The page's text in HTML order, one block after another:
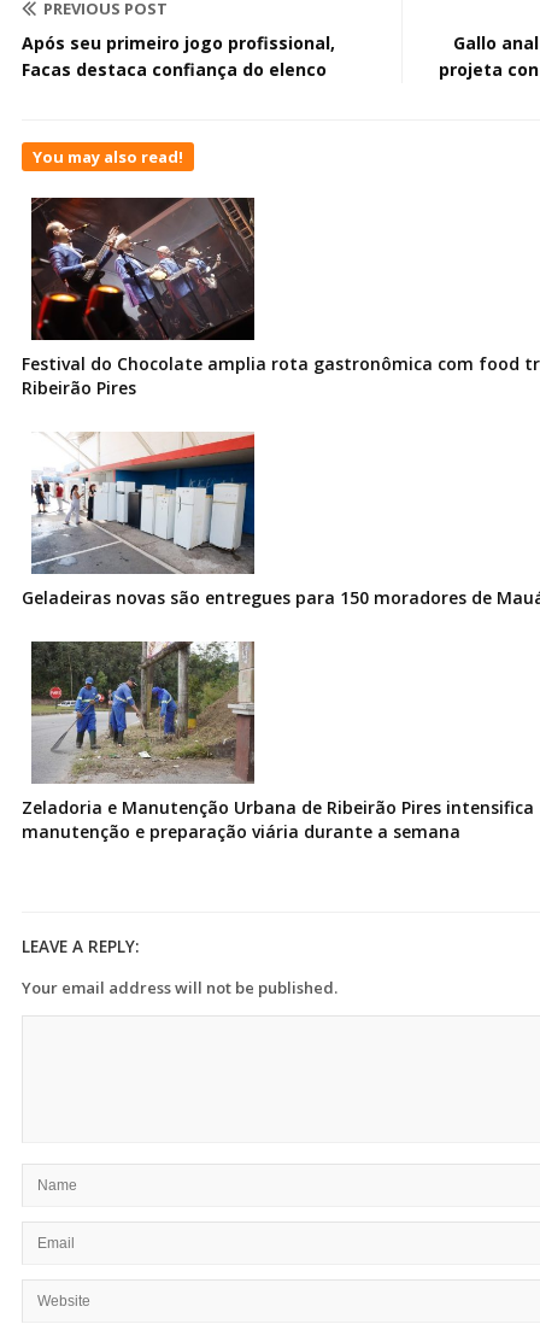
PREVIOUS POST
Após seu primeiro jogo profissional,
Facas destaca confiança do elenco
Gallo
projeta
You may also read!
Festival do Chocolate amplia rota gastronômica com food
Ribeirão Pires
Geladeiras novas são entregues para 150 moradores de
Zeladoria e Manutenção Urbana de Ribeirão Pires intensifica
manutenção e preparação viária durante a semana
LEAVE A REPLY:
Your email address will not be published.